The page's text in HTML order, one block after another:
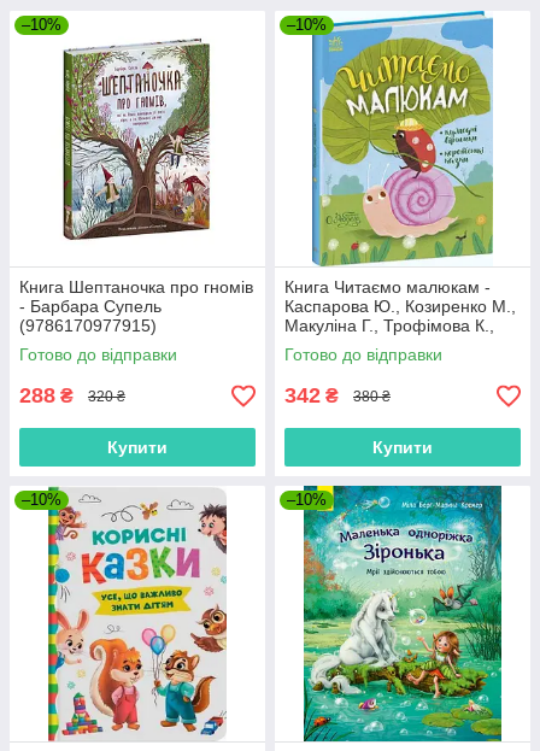
–10%
Книга Шептаночка про гномів
- Барбара Супель
(9786170977915)
Готово до відправки
288 ₴ 320 ₴
Купити
–10%
Книга Читаємо малюкам -
Каспарова Ю., Козиренко М.,
Макуліна Г., Трофімова К.,
Юліта Ран (9786170976888)
Готово до відправки
342 ₴ 380 ₴
Купити
–10% –10%